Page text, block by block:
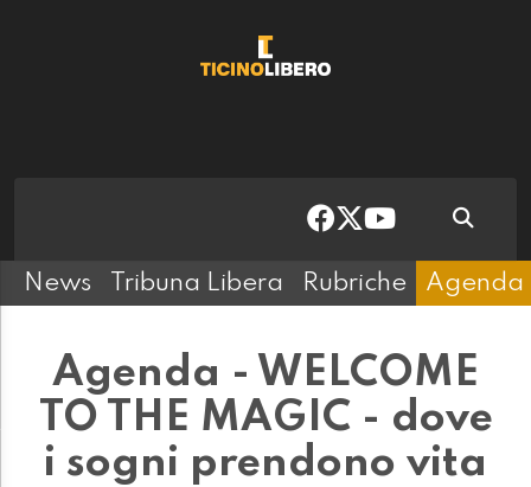
News Tribuna Libera Rubriche Agenda
Agenda - WELCOME
TO THE MAGIC - dove
i sogni prendono vita